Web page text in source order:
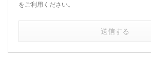
をご利用ください。
送信する